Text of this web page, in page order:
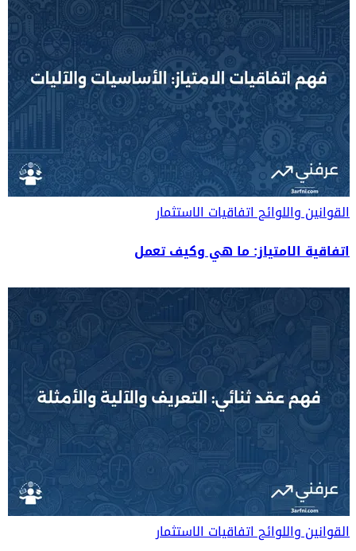
القوانين واللوائحاتفاقيات الاستثمار
اتفاقية الامتياز: ما هي وكيف تعمل
القوانين واللوائحاتفاقيات الاستثمار